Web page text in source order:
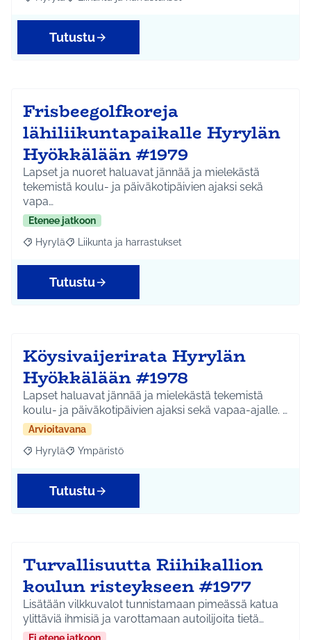
Rajaa tulokset aihepiirin mukaan: Hyrylä
Rajaa tulokset teeman mukaan: Liikunta ja
Tutustu
Frisbeegolfkoreja
lähiliikuntapaikalle Hyrylän
Hyökkälään #1979
Lapset ja nuoret haluavat jännää ja mielekästä
tekemistä koulu- ja päiväkotipäivien ajaksi sekä
vapa…
Etenee jatkoon
Rajaa tulokset aihepiirin mukaan: Hyrylä
Hyrylä Rajaa tulokset teeman mukaan: Liikunta ja
Liikunta ja harrastukset
Tutustu
Köysivaijerirata Hyrylän
Hyökkälään #1978
Lapset haluavat jännää ja mielekästä tekemistä
koulu- ja päiväkotipäivien ajaksi sekä vapaa-ajalle. …
Arvioitavana
Rajaa tulokset aihepiirin mukaan: Hyrylä
Hyrylä Rajaa tulokset teeman mukaan: Ympäristö
Ympäristö
Tutustu
Turvallisuutta Riihikallion
koulun risteykseen #1977
Lisätään vilkkuvalot tunnistamaan pimeässä katua
ylittäviä ihmisiä ja varottamaan autoilijoita tietä…